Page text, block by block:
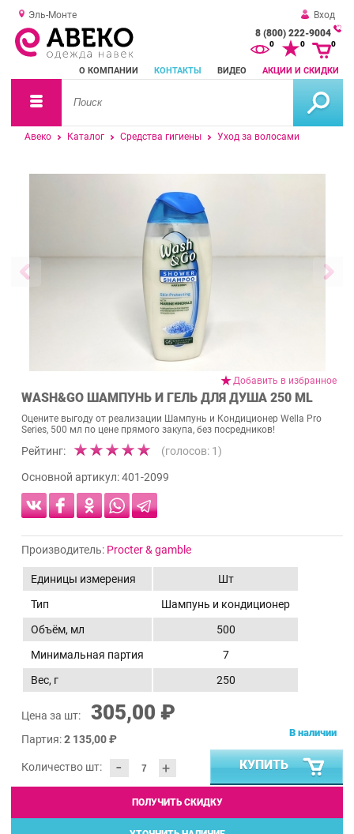
Эль-Монте
Вход
8 (800) 222-9004
О КОМПАНИИ КОНТАКТЫ ВИДЕО АКЦИИ И СКИДКИ
0 0 0
Авеко Каталог Средства гигиены Уход за волосами
Добавить в избранное
WASH&GO ШАМПУНЬ И ГЕЛЬ ДЛЯ ДУША 250 ML
Оцените выгоду от реализации Шампунь и Кондиционер Wella Pro
Series, 500 мл по цене прямого закупа, без посредников!
Рейтинг: (голосов: 1)
Основной артикул:401-2099
Производитель: Procter & gamble
Единицы измерения
Шт
Тип
Шампунь и кондиционер
Объём, мл
500
Минимальная партия
7
Вес, г
250
Цена за шт: 305,00 ₽
Партия:2 135,00 ₽
Количество шт: - +
В наличии
КУПИТЬ
ПОЛУЧИТЬ СКИДКУ